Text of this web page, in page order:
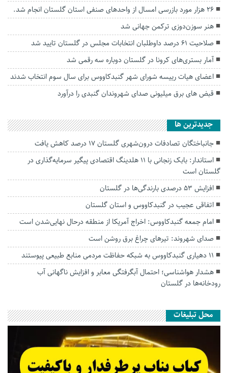
۲۶ هزار مورد بازرسی امسال از واحدهای صنفی استان گلستان انجام شد.
هنر سوزن‌دوزی ترکمن جهانی شد
صلاحیت ۶۱ درصد داوطلبان انتخابات مجلس در گلستان تایید شد
آمار بستری‌های کرونا در گلستان دوباره سه رقمی شد
اعضای هیات رییسه شورای شهر گنبدکاووس برای سال سوم انتخاب شدند
قبض های برق میلیونی صدای شهروندان گنبدی را درآورد
جديدترين ها
جانباختگان تصادفات درون‌شهری گلستان ۱۷ درصد کاهش یافت
استاندار: بابک زنجانی با ۱۱ هلدینگ اقتصادی پیگیر سرمایه‌گذاری در
گلستان است
افزایش ۵۳ درصدی بارندگی‌ها در گلستان
اتفاقی عجیب در‌ گنبدکاووس و استان گلستان
امام جمعه گنبدکاووس: اخراج آمریکا از منطقه درحال نهایی‌شدن است
صدای شهروند: تیرهای چراغ برق روشن است
۱۱ دهیاری گنبدکاووس به شبکه حفاظت مردمی منابع طبیعی پیوستند
هشدار هواشناسی؛ احتمال آبگرفتگی معابر و افزایش ناگهانی آب
رودخانه‌ها در گلستان
محل تبلیغات